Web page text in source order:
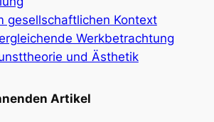
gesellschaftlichen Kontext
Werkbetrachtung
und Ästhetik
Artikel